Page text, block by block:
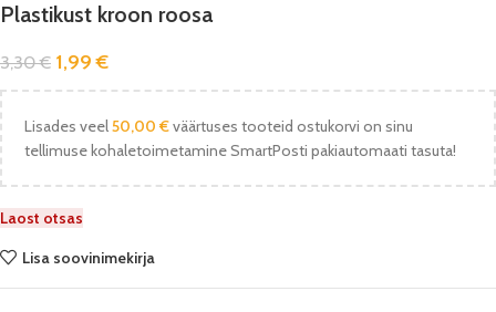
Plastikust kroon roosa
3,30€ 1,99€
Lisades veel50,00 €väärtuses tooteid ostukorvi on sinu
tellimuse kohaletoimetamine SmartPosti pakiautomaati tasuta!
Laost otsas
Lisa soovinimekirja